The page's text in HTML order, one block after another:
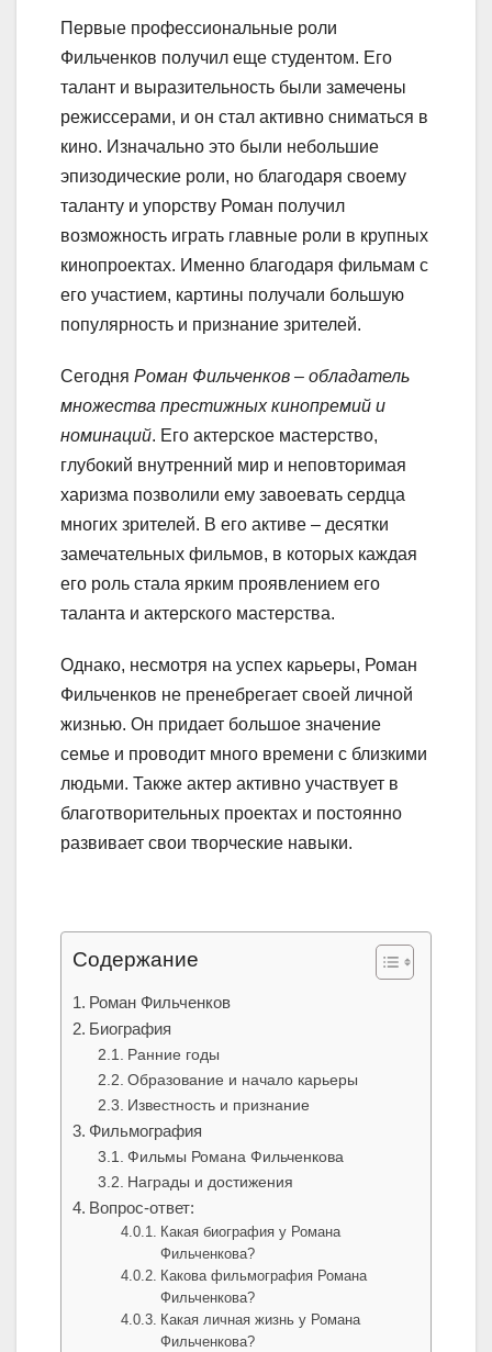
Первые профессиональные роли
Фильченков получил еще студентом. Его
талант и выразительность были замечены
режиссерами, и он стал активно сниматься в
кино. Изначально это были небольшие
эпизодические роли, но благодаря своему
таланту и упорству Роман получил
возможность играть главные роли в крупных
кинопроектах. Именно благодаря фильмам с
его участием, картины получали большую
популярность и признание зрителей.
Сегодня Роман Фильченков – обладатель
множества престижных кинопремий и
номинаций. Его актерское мастерство,
глубокий внутренний мир и неповторимая
харизма позволили ему завоевать сердца
многих зрителей. В его активе – десятки
замечательных фильмов, в которых каждая
его роль стала ярким проявлением его
таланта и актерского мастерства.
Однако, несмотря на успех карьеры, Роман
Фильченков не пренебрегает своей личной
жизнью. Он придает большое значение
семье и проводит много времени с близкими
людьми. Также актер активно участвует в
благотворительных проектах и постоянно
развивает свои творческие навыки.
Содержание
Роман Фильченков
Биография
Ранние годы
Образование и начало карьеры
Известность и признание
Фильмография
Фильмы Романа Фильченкова
Награды и достижения
Вопрос-ответ:
Какая биография у Романа
Фильченкова?
Какова фильмография Романа
Фильченкова?
Какая личная жизнь у Романа
Фильченкова?